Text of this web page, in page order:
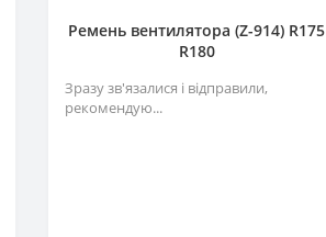
Ремень вентилятора (Z-914) R175
R180
Зразу зв'язалися і відправили,
рекомендую...